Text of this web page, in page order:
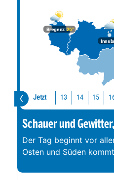
Bregenz26°
Jetzt 13 14 15
Schauer und
Der Tag beginnt vor
Osten und Süden